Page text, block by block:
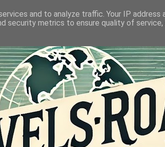
and to analyze traffic. Your IP address
security metrics to ensure quality of service,